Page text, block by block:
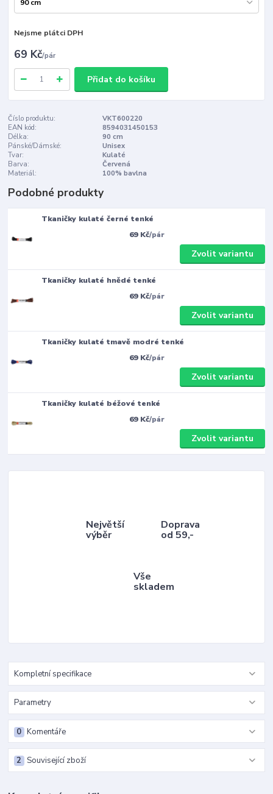
Nejsme plátci DPH
69 Kč/pár
Přidat do košíku
Číslo produktu:
VKT600220
EAN kód:
8594031450153
Délka:
90 cm
Pánské/Dámské:
Unisex
Tvar:
Kulaté
Barva:
Červená
Materiál:
100% bavlna
Podobné produkty
Tkaničky kulaté černé tenké
69 Kč/pár
Zvolit variantu
Tkaničky kulaté hnědé tenké
69 Kč/pár
Zvolit variantu
Tkaničky kulaté tmavě modré tenké
69 Kč/pár
Zvolit variantu
Tkaničky kulaté béžové tenké
69 Kč/pár
Zvolit variantu
Největší
výběr
Doprava
od 59,-
Vše
skladem
Kompletní specifikace
Parametry
Komentáře
0
Související zboží
2